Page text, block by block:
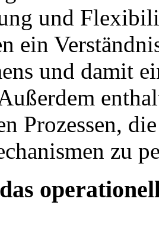
und
ein
und damit
Prozessen,
zu